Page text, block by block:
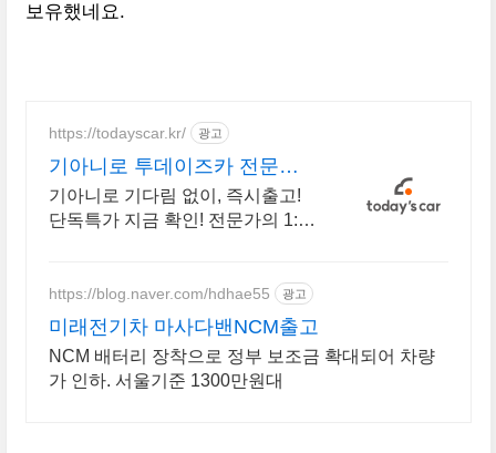
보유했네요.
https://todayscar.kr/ 광고
기아니로 투데이즈카 전문가
의 1:1 맞춤 컨설팅
기아니로 기다림 없이, 즉시출고!
단독특가 지금 확인! 전문가의 1:1
https://blog.naver.com/hdhae55 광고
미래전기차 마사다밴NCM출고
NCM 배터리 장착으로 정부 보조금 확대되어 차량
가 인하. 서울기준 1300만원대